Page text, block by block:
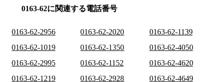
0163-62に関連する電話番号
0163-62-2956 0163-62-2020
0163-62-1139
0163-62-1019
0163-62-1350
0163-62-4050
0163-62-2995
0163-62-1152
0163-62-4620
0163-62-1219
0163-62-2928
0163-62-4649